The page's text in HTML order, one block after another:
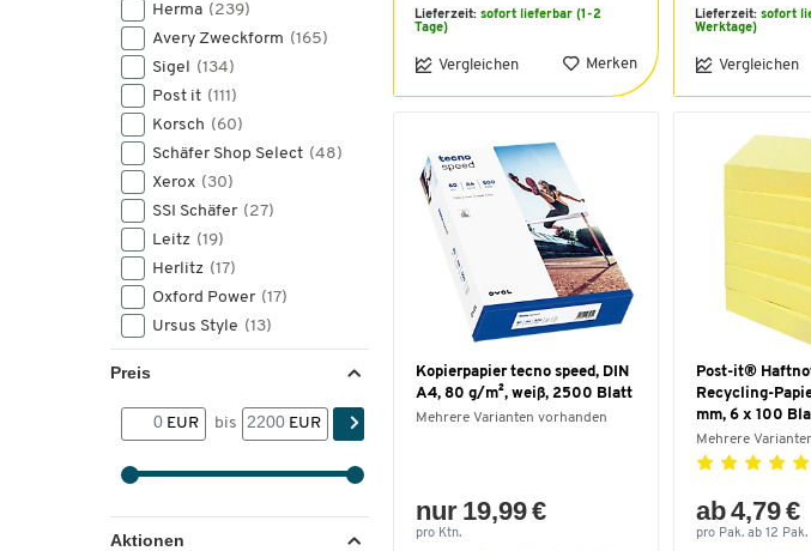
Herma (239)
Avery Zweckform (165)
Sigel (134)
Post it (111)
Korsch (60)
Schäfer Shop Select (48)
Xerox (30)
SSI Schäfer (27)
Leitz (19)
Herlitz (17)
Oxford Power (17)
Ursus Style (13)
Exacompta(12)
OVOL(11)
HP(10)
Clairefontaine(9)
Preis
EUR bis EUR
Aktionen
Lieferzeit: sofort lieferbar (1-2
Tage)
Vergleichen Merken
Lieferzeit: sofort
Werktage)
Vergleichen
Kopierpapier tecno speed, DIN
A4, 80 g/m², weiß, 2500 Blatt
Mehrere Varianten vorhanden
nur 19,99 €
pro Ktn.
Post-it®
Recycling-
mm, 6 x 100
Mehrere
ab 4,79 €
pro Pak. ab 12 Pak.